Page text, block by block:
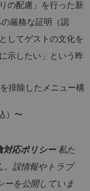
の配慮」を行った新
厳格な証明（認
してゲストの文化を
示したい」という昨
排除したメニュー構
）〜
対応ポリシー私た
。誤情報やトラブ
ーを公開していま